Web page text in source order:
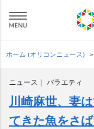
ホーム (オリコンニュース)
ニュース バラエティ
川崎麻世、妻
てきた魚をさ